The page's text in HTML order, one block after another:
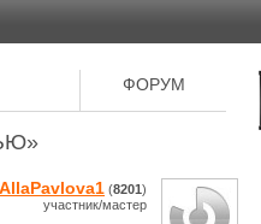
ФОРУМ
AllaPavlova1 (8201)
участник/мастер